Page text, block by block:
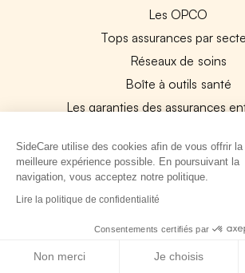
Les OPCO
Tops assurances par
Réseaux de soins
Boîte à outils santé
Les garanties des assurances
PARTENAIRES
Experts-Comptables
Assureurs Partenaires
Payfit & SideCare
Lucca & SideCare
SideCare utilise des cookies afin de vous offrir la
meilleure expérience possible. En poursuivant la
navigation, vous acceptez notre politique.
Lire la politique de confidentialité
Consentements certifiés par
Non merci Je choisis